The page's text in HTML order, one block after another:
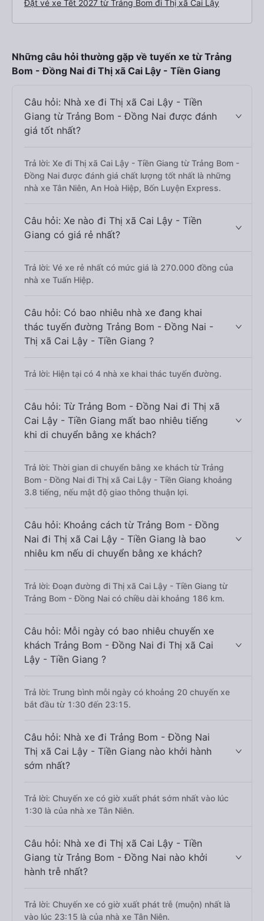
Đặt vé xe Tết 2027 từ Trảng Bom đi Thị xã Cai Lậy
Những câu hỏi thường gặp về tuyến xe từ Trảng
Bom - Đồng Nai đi Thị xã Cai Lậy - Tiền Giang
Câu hỏi: Nhà xe đi Thị xã Cai Lậy - Tiền
Giang từ Trảng Bom - Đồng Nai được đánh
giá tốt nhất?
Trả lời: Xe đi Thị xã Cai Lậy - Tiền Giang từ Trảng Bom -
Đồng Nai được đánh giá chất lượng tốt nhất là những
nhà xe Tân Niên, An Hoà Hiệp, Bốn Luyện Express.
Câu hỏi: Xe nào đi Thị xã Cai Lậy - Tiền
Giang có giá rẻ nhất?
Trả lời: Vé xe rẻ nhất có mức giá là 270.000 đồng của
nhà xe Tuấn Hiệp.
Câu hỏi: Có bao nhiêu nhà xe đang khai
thác tuyến đường Trảng Bom - Đồng Nai -
Thị xã Cai Lậy - Tiền Giang ?
Trả lời: Hiện tại có 4 nhà xe khai thác tuyến đường.
Câu hỏi: Từ Trảng Bom - Đồng Nai đi Thị xã
Cai Lậy - Tiền Giang mất bao nhiêu tiếng
khi di chuyển bằng xe khách?
Trả lời: Thời gian di chuyển bằng xe khách từ Trảng
Bom - Đồng Nai đi Thị xã Cai Lậy - Tiền Giang khoảng
3.8 tiếng, nếu mật độ giao thông thuận lợi.
Câu hỏi: Khoảng cách từ Trảng Bom - Đồng
Nai đi Thị xã Cai Lậy - Tiền Giang là bao
nhiêu km nếu di chuyển bằng xe khách?
Trả lời: Đoạn đường đi Thị xã Cai Lậy - Tiền Giang từ
Trảng Bom - Đồng Nai có chiều dài khoảng 186 km.
Câu hỏi: Mỗi ngày có bao nhiêu chuyến xe
khách Trảng Bom - Đồng Nai đi Thị xã Cai
Lậy - Tiền Giang ?
Trả lời: Trung bình mỗi ngày có khoảng 20 chuyến xe
bắt đầu từ 1:30 đến 23:15.
Câu hỏi: Nhà xe đi Trảng Bom - Đồng Nai
Thị xã Cai Lậy - Tiền Giang nào khởi hành
sớm nhất?
Trả lời: Chuyến xe có giờ xuất phát sớm nhất vào lúc
1:30 là của nhà xe Tân Niên.
Câu hỏi: Nhà xe đi Thị xã Cai Lậy - Tiền
Giang từ Trảng Bom - Đồng Nai nào khởi
hành trễ nhất?
Trả lời: Chuyến xe có giờ xuất phát trễ (muộn) nhất là
vào lúc 23:15 là của nhà xe Tân Niên.